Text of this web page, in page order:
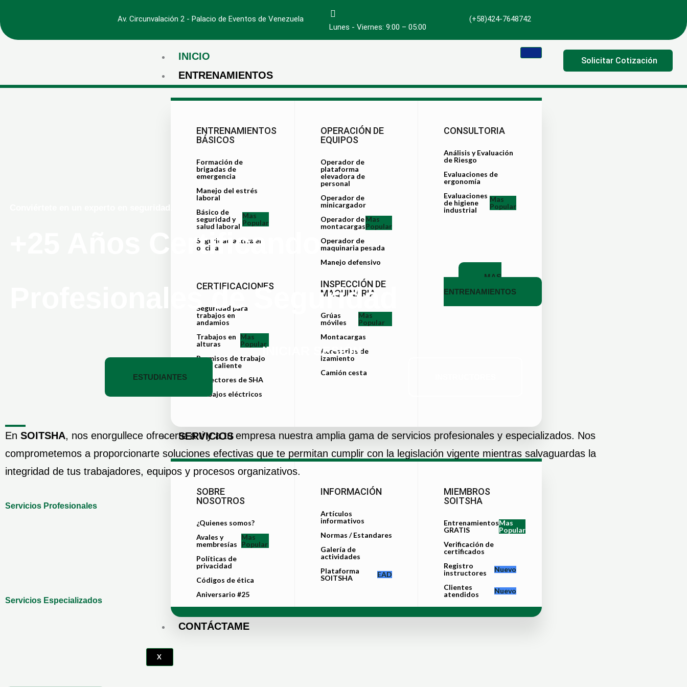
al
contenido
Av. Circunvalación 2 - Palacio de Eventos de Venezuela
Lunes - Viernes: 9:00 – 05:00
(+58)424-7648742
INICIO
ENTRENAMIENTOS
ENTRENAMIENTOS
BÁSICOS
Formación de
brigadas de
emergencia
Manejo del estrés
laboral
Básico de
seguridad y
salud laboral
Mas
Popular
Seguridad activa en
oficinas
CERTIFICACIONES
Seguridad para
trabajos en
andamios
Trabajos en
alturas
Mas
Popular
Permisos de trabajo
frío / caliente
Inspectores de SHA
Trabajos eléctricos
OPERACIÓN DE
EQUIPOS
Operador de
plataforma
elevadora de
personal
Operador de
minicargador
Operador de
montacargas
Mas
Popular
Operador de
maquinaria pesada
Manejo defensivo
INSPECCIÓN DE
MAQUINARIA
Grúas
móviles
Mas
Popular
Montacargas
Accesorios de
izamiento
Camión cesta
CONSULTORIA
Análisis y Evaluación
de Riesgo
Evaluaciones de
ergonomía
Evaluaciones
de higiene
industrial
Mas
Popular
MAS
ENTRENAMIENTOS
SERVICIOS
SOBRE
NOSOTROS
¿Quienes somos?
Avales y
membresías
Mas
Popular
Políticas de
privacidad
Códigos de ética
Aniversario #25
INFORMACIÓN
Artículos
informativos
Normas / Estandares
Galería de
actividades
Plataforma
SOITSHA
EAD
MIEMBROS
SOITSHA
Entrenamientos
GRATIS
Mas
Popular
Verificación de
certificados
Registro
instructores
Nuevo
Clientes
atendidos
Nuevo
CONTÁCTAME
X
Solicitar Cotización
+25 Años Certificando
Profesionales de Seguridad
INICIAR SESIÓN
ESTUDIANTES
En SOITSHA, nos enorgullece ofrecerte a ti y a tu empresa nuestra amplia gama de servicios profesionales y especializados. Nos
comprometemos a proporcionarte soluciones efectivas que te permitan cumplir con la legislación vigente mientras salvaguardas la
integridad de tus trabajadores, equipos y procesos organizativos.
Servicios Profesionales
Servicios Especializados